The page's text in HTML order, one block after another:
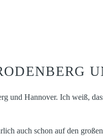
Hannover. Ich weiß,
auch schon auf den